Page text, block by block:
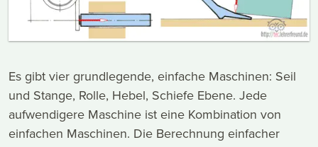
Es gibt vier grundlegende, einfache Maschinen: Seil
und Stange, Rolle, Hebel, Schiefe Ebene. Jede
aufwendigere Maschine ist eine Kombination von
einfachen Maschinen. Die Berechnung einfacher